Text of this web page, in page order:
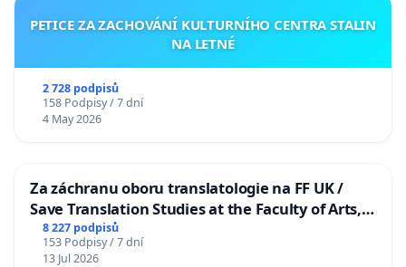
PETICE ZA ZACHOVÁNÍ KULTURNÍHO CENTRA STALIN
NA LETNÉ
2 728 podpisů
158 Podpisy / 7 dní
4 May 2026
Za záchranu oboru translatologie na FF UK /
Save Translation Studies at the Faculty of Arts,
Charles University
8 227 podpisů
153 Podpisy / 7 dní
13 Jul 2026